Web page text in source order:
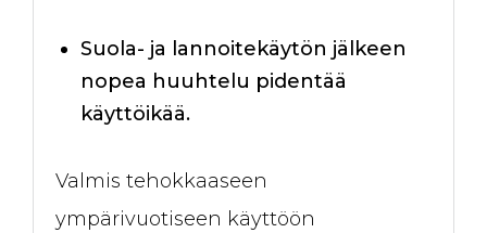
Suola- ja lannoitekäytön jälkeen
nopea huuhtelu pidentää
käyttöikää.
Valmis tehokkaaseen
ympärivuotiseen käyttöön